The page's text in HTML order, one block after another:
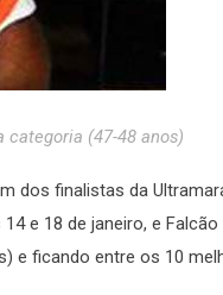
categoria (47-48 anos)
dos finalistas da
e 18 de janeiro, e
e ficando entre os 10